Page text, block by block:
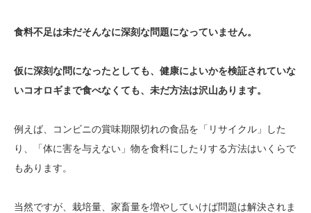
食料不足は未だそんなに深刻な問題になっていません。
仮に深刻な問になったとしても、健康によいかを検証されていな
いコオロギまで食べなくても、未だ方法は沢山あります。
例えば、コンビニの賞味期限切れの食品を「リサイクル」した
り、「体に害を与えない」物を食料にしたりする方法はいくらで
もあります。
当然ですが、栽培量、家畜量を増やしていけば問題は解決されま